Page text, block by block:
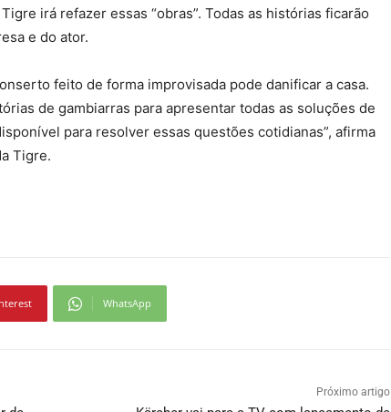
irá refazer essas “obras”. Todas as histórias ficarão
e do ator.
feito de forma improvisada pode danificar a casa.
de gambiarras para apresentar todas as soluções de
para resolver essas questões cotidianas”, afirma
Tigre.
WhatsApp
Próximo artigo